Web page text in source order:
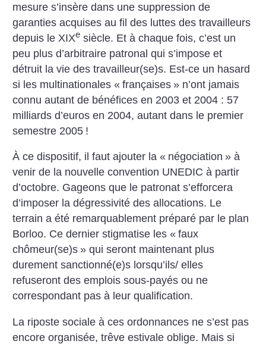
mesure s’insère dans une suppression de
garanties acquises au fil des luttes des travailleurs
depuis le XIXe siècle. Et à chaque fois, c’est un
peu plus d’arbitraire patronal qui s’impose et
détruit la vie des travailleur(se)s. Est-ce un hasard
si les multinationales « françaises » n’ont jamais
connu autant de bénéfices en 2003 et 2004 : 57
milliards d’euros en 2004, autant dans le premier
semestre 2005 !
À ce dispositif, il faut ajouter la « négociation » à
venir de la nouvelle convention UNEDIC à partir
d’octobre. Gageons que le patronat s’efforcera
d’imposer la dégressivité des allocations. Le
terrain a été remarquablement préparé par le plan
Borloo. Ce dernier stigmatise les « faux
chômeur(se)s » qui seront maintenant plus
durement sanctionné(e)s lorsqu’ils/ elles
refuseront des emplois sous-payés ou ne
correspondant pas à leur qualification.
La riposte sociale à ces ordonnances ne s’est pas
encore organisée, trêve estivale oblige. Mais si